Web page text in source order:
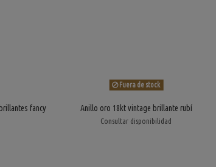
fancy
Fuera de stock
Anillo oro 18kt vintage brillante rubí
Consultar disponibilidad